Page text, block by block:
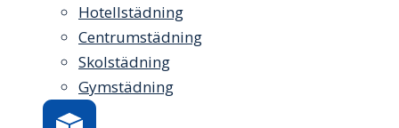
Hotellstädning
Centrumstädning
Skolstädning
Gymstädning